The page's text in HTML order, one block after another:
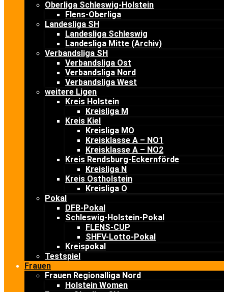
Oberliga Schleswig-Holstein
Flens-Oberliga
Landesliga SH
Landesliga Schleswig
Landesliga Mitte (Archiv)
Verbandsliga SH
Verbandsliga Ost
Verbandsliga Nord
Verbandsliga West
weitere Ligen
Kreis Holstein
Kreisliga M
Kreis Kiel
Kreisliga MO
Kreisklasse A – NO1
Kreisklasse A – NO2
Kreis Rendsburg-Eckernförde
Kreisliga N
Kreis Ostholstein
Kreisliga O
Pokal
DFB-Pokal
Schleswig-Holstein-Pokal
FLENS-CUP
SHFV-Lotto-Pokal
Kreispokal
Testspiel
Frauen
Frauen Regionalliga Nord
Holstein Women